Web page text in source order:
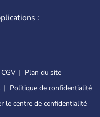
:
CGV
Plan du site
Politique de confidentialité
le centre de confidentialité